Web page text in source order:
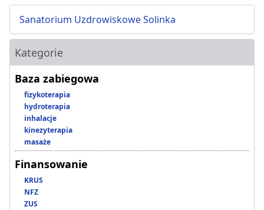
Sanatorium Uzdrowiskowe Solinka
Kategorie
Baza zabiegowa
fizykoterapia
hydroterapia
inhalacje
kinezyterapia
masaże
Finansowanie
KRUS
NFZ
ZUS